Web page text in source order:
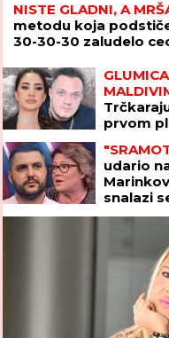
NISTE GLADNI, A
metodu koja
30-30-30 zaludelo
prvom
udario
snalazi